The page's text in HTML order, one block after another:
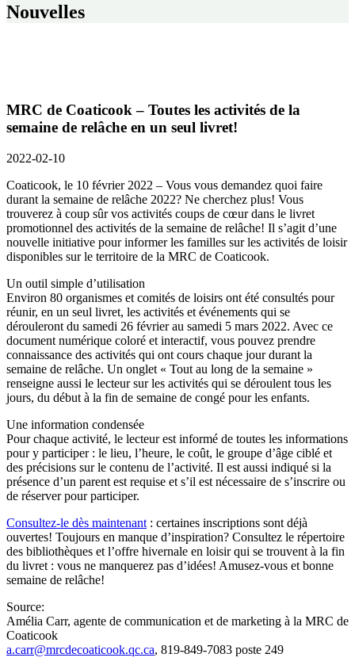
Nouvelles
MRC de Coaticook – Toutes les activités de la
semaine de relâche en un seul livret!
2022-02-10
Coaticook, le 10 février 2022 – Vous vous demandez quoi faire
durant la semaine de relâche 2022? Ne cherchez plus! Vous
trouverez à coup sûr vos activités coups de cœur dans le livret
promotionnel des activités de la semaine de relâche! Il s’agit d’une
nouvelle initiative pour informer les familles sur les activités de loisir
disponibles sur le territoire de la MRC de Coaticook.
Un outil simple d’utilisation
Environ 80 organismes et comités de loisirs ont été consultés pour
réunir, en un seul livret, les activités et événements qui se
dérouleront du samedi 26 février au samedi 5 mars 2022. Avec ce
document numérique coloré et interactif, vous pouvez prendre
connaissance des activités qui ont cours chaque jour durant la
semaine de relâche. Un onglet « Tout au long de la semaine »
renseigne aussi le lecteur sur les activités qui se déroulent tous les
jours, du début à la fin de semaine de congé pour les enfants.
Une information condensée
Pour chaque activité, le lecteur est informé de toutes les informations
pour y participer : le lieu, l’heure, le coût, le groupe d’âge ciblé et
des précisions sur le contenu de l’activité. Il est aussi indiqué si la
présence d’un parent est requise et s’il est nécessaire de s’inscrire ou
de réserver pour participer.
Consultez-le dès maintenant : certaines inscriptions sont déjà
ouvertes! Toujours en manque d’inspiration? Consultez le répertoire
des bibliothèques et l’offre hivernale en loisir qui se trouvent à la fin
du livret : vous ne manquerez pas d’idées! Amusez-vous et bonne
semaine de relâche!
Source:
Amélia Carr, agente de communication et de marketing à la MRC de
Coaticook
a.carr@mrcdecoaticook.qc.ca, 819-849-7083 poste 249